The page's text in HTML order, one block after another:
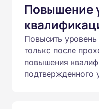
Повышение
Повысить
только после
повышения
подтвержденного